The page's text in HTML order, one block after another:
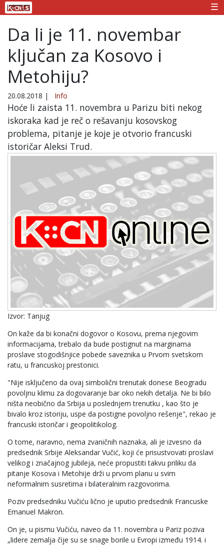
☰
Da li je 11. novembar
ključan za Kosovo i
Metohiju?
20.08.2018 | Info
Hoće li zaista 11. novembra u Parizu biti nekog
iskoraka kad je reč o rešavanju kosovskog
problema, pitanje je koje je otvorio francuski
istoričar Aleksi Trud.
Izvor: Tanjug
On kaže da bi konačni dogovor o Kosovu, prema njegovim
informacijama, trebalo da bude postignut na marginama
proslave stogodišnjice pobede saveznika u Prvom svetskom
ratu, u francuskoj prestonici.
"Nije isključeno da ovaj simbolični trenutak donese Beogradu
povoljnu klimu za dogovaranje bar oko nekih detalja. Ne bi bilo
ništa neobično da Srbija u poslednjem trenutku , kao što je
bivalo kroz istoriju, uspe da postigne povoljno rešenje", rekao je
francuski istoričar i geopolitikolog.
O tome, naravno, nema zvaničnih naznaka, ali je izvesno da
predsednik Srbije Aleksandar Vučić, koji će prisustvovati proslavi
velikog i značajnog jubileja, neće propustiti takvu priliku da
pitanje Kosova i Metohije drži u prvom planu u svim
neformalnim susretima i bilateralnim razgovorima.
Poziv predsedniku Vučiću lično je uputio predsednik Francuske
Emanuel Makron.
On je, u pismu Vučiću, naveo da 11. novembra u Pariz poziva
„lidere zemalja čije su se snage borile u Evropi između 1914. i